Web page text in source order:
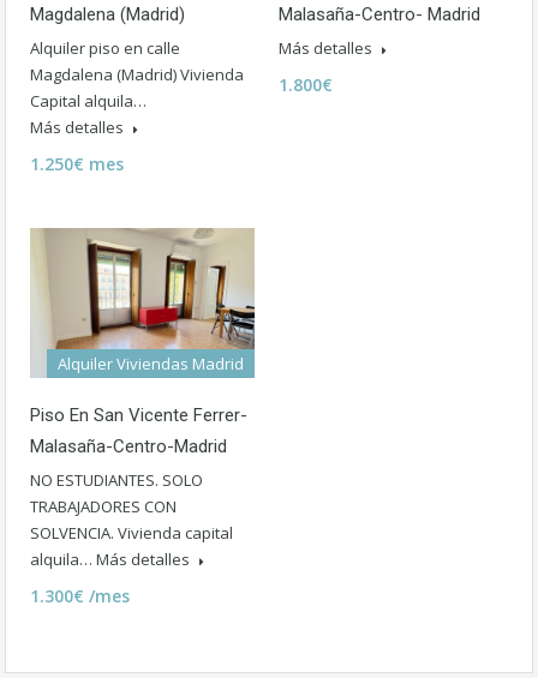
Magdalena (Madrid)
Alquiler piso en calle
Magdalena (Madrid) Vivienda
Capital alquila…
Más detalles
1.250€ mes
Malasaña-Centro- Madrid
Más detalles
1.800€
Alquiler Viviendas Madrid
Piso En San Vicente Ferrer-
Malasaña-Centro-Madrid
NO ESTUDIANTES. SOLO
TRABAJADORES CON
SOLVENCIA. Vivienda capital
alquila… Más detalles
1.300€ /mes